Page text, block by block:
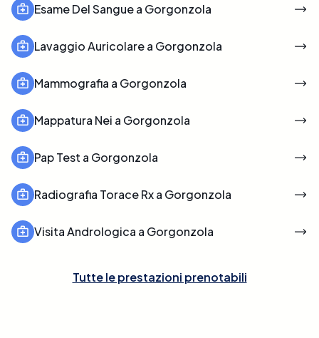
Esame Del Sangue a Gorgonzola
Lavaggio Auricolare a Gorgonzola
Mammografia a Gorgonzola
Mappatura Nei a Gorgonzola
Pap Test a Gorgonzola
Radiografia Torace Rx a Gorgonzola
Visita Andrologica a Gorgonzola
Tutte le prestazioni prenotabili